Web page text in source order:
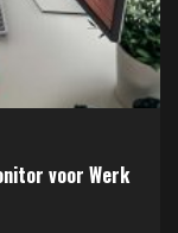
voor Werk